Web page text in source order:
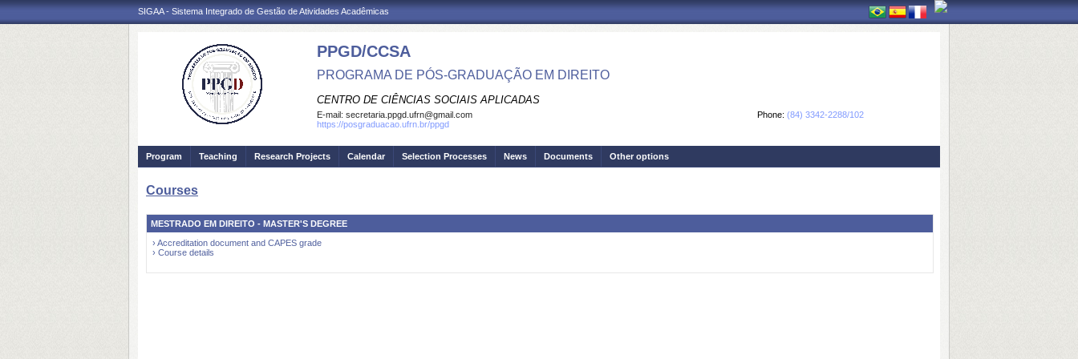
SIGAA - Sistema Integrado de Gestão de Atividades Acadêmicas
PPGD/CCSA
PROGRAMA DE PÓS-GRADUAÇÃO EM DIREITO
CENTRO DE CIÊNCIAS SOCIAIS APLICADAS
Phone: (84) 3342-2288/102
E-mail: secretaria.ppgd.ufrn@gmail.com
https://posgraduacao.ufrn.br/ppgd
Program Teaching Research Projects Calendar Selection Processes News Documents Other options
Courses
MESTRADO EM DIREITO - MASTER'S DEGREE
› Accreditation document and CAPES grade
› Course details